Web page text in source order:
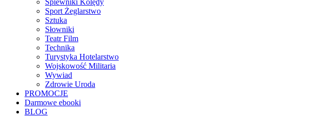
Śpiewniki Kolędy
Sport Żeglarstwo
Sztuka
Słowniki
Teatr Film
Technika
Turystyka Hotelarstwo
Wojskowość Militaria
Wywiad
Zdrowie Uroda
PROMOCJE
Darmowe ebooki
BLOG